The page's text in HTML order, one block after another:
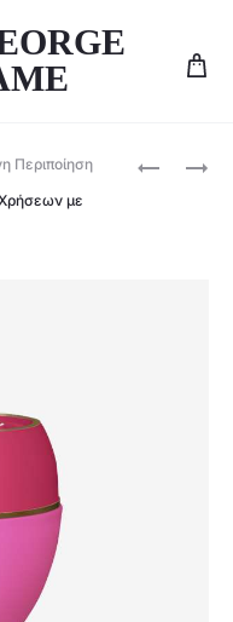
ORIFLAME
ORIFLAME
Περιποίηση
με